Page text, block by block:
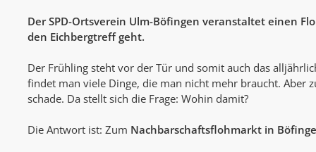
Der SPD-Ortsverein Ulm-Böfingen veranstaltet einen
den Eichbergtreff geht.
Der Frühling steht vor der Tür und somit auch das
findet man viele Dinge, die man nicht mehr braucht. Aber
schade. Da stellt sich die Frage: Wohin damit?
Die Antwort ist: Zum Nachbarschaftsflohmarkt in